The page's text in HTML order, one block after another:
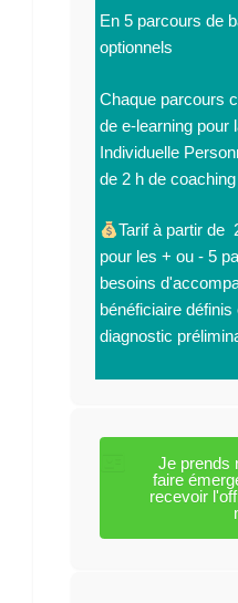
En5 parcours de
optionnels
Chaque parcours
de e-learning pour
Individuelle
de 2 h de
Tarif à partir de
pour les + ou - 5
besoins
bénéficiaire
diagnostic
Je prends
faire
recevoir